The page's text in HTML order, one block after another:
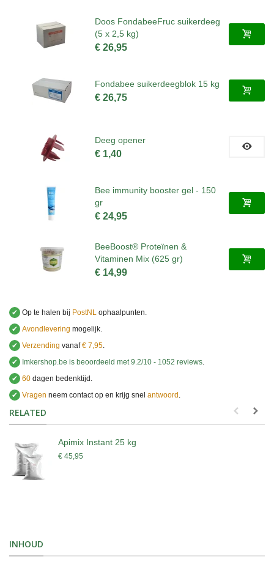
Doos FondabeeFruc suikerdeeg
(5 x 2,5 kg)
€ 26,95
Fondabee suikerdeegblok 15 kg
€ 26,75
Deeg opener
€ 1,40
Bee immunity booster gel - 150
gr
€ 24,95
BeeBoost® Proteïnen &
Vitaminen Mix (625 gr)
€ 14,99
✔ Op te halen bij PostNL ophaalpunten.
✔ Avondlevering mogelijk.
✔ Verzending vanaf€ 7,95.
✔
Imkershop.be is beoordeeld met9.2/10 - 1052 reviews.
✔ 60 dagen bedenktijd.
✔ Vragen neem contact op en krijg snel antwoord .
RELATED
Apimix Instant 25 kg
€ 45,95
INHOUD